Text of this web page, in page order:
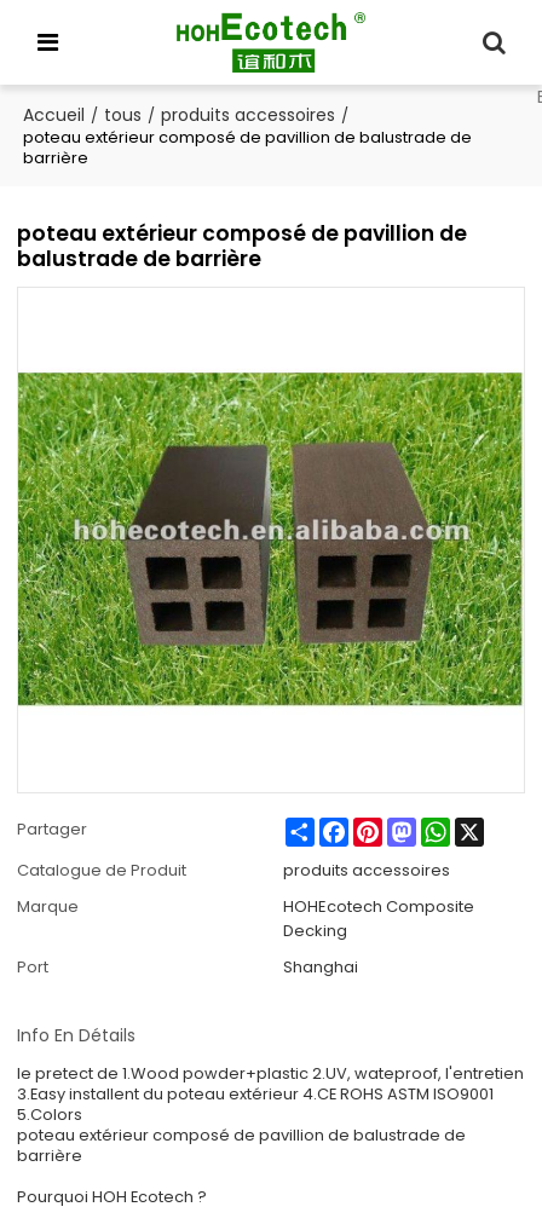
Accueil / tous / produits accessoires /
poteau extérieur composé de pavillion de balustrade de
barrière
poteau extérieur composé de pavillion de
balustrade de barrière
Partager ShareFacebook
PinterestMastodonWhatsApp
X
Catalogue de Produit
produits accessoires
Marque
HOHEcotech Composite
Decking
Port
Shanghai
Info En Détails
le pretect de 1.Wood powder+plastic 2.UV, wateproof, l'entretien
3.Easy installent du poteau extérieur 4.CE ROHS ASTM ISO9001
5.Colors
poteau extérieur composé de pavillion de balustrade de
barrière
Pourquoi HOH Ecotech ?